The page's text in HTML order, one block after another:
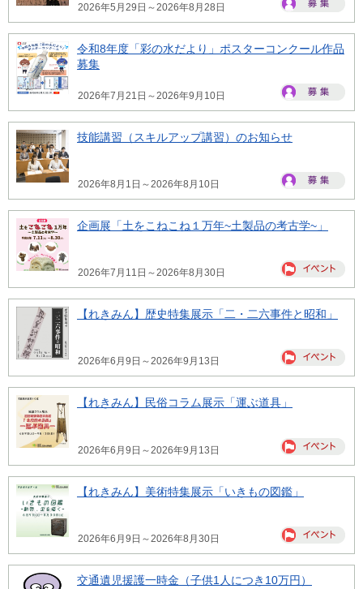
2026年5月29日～2026年8月28日
令和8年度「彩の水だより」ポスターコンクール作品
募集
2026年7月21日～2026年9月10日
技能講習（スキルアップ講習）のお知らせ
2026年8月1日～2026年8月10日
企画展「土をこねこね１万年~土製品の考古学~」
2026年7月11日～2026年8月30日
【れきみん】歴史特集展示「二・二六事件と昭和」
2026年6月9日～2026年9月13日
【れきみん】民俗コラム展示「運ぶ道具」
2026年6月9日～2026年9月13日
【れきみん】美術特集展示「いきもの図鑑」
2026年6月9日～2026年8月30日
交通遺児援護一時金（子供1人につき10万円）